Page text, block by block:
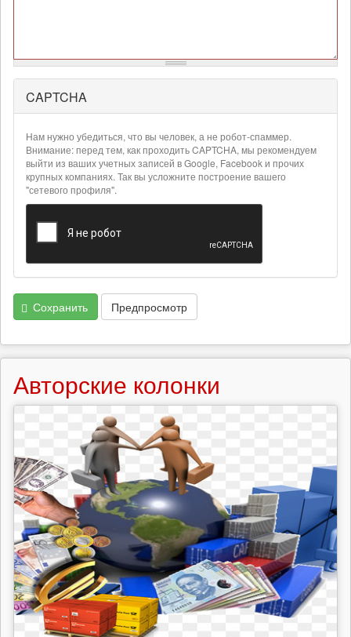
Более
подробная
информация
текстовых
форматах
CAPTCHA
Нам нужно убедиться, что вы человек, а не робот-спаммер.
Внимание: перед тем, как проходить CAPTCHA, мы рекомендуем
выйти из ваших учетных записей в Google, Facebook и прочих
крупных компаниях. Так вы усложните построение вашего
"сетевого профиля".
Сохранить Предпросмотр
Авторские колонки